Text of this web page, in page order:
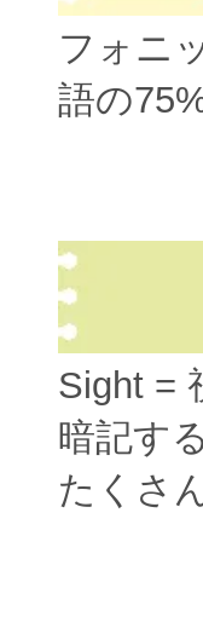
フォニ
語の
Sight =
暗記す
たくさ